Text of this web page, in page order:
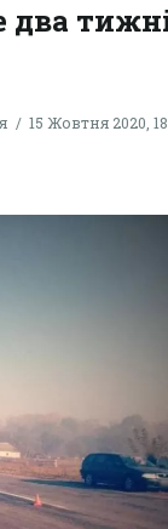
15 Жовтня 2020,